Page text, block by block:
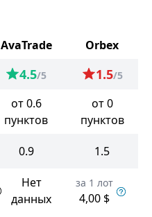
AvaTrade
Orbex
4.5/5 1.5/5
от 0.6
пунктов
от 0
пунктов
0.9 1.5
Нет
данных
за 1 лот
4,00 $